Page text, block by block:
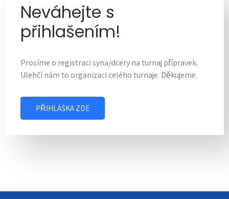
Neváhejte s
přihlašením!
Prosíme o registraci syna/dcery na turnaj přípravek.
Ulehčí nám to organizaci celého turnaje. Děkujeme.
PŘIHLÁŠKA ZDE